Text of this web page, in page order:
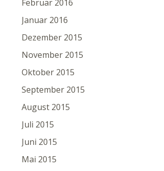
Februar 2016
Januar 2016
Dezember 2015
November 2015
Oktober 2015
September 2015
August 2015
Juli 2015
Juni 2015
Mai 2015